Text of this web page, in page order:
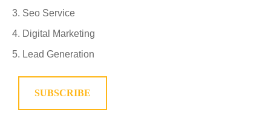
Seo Service
Digital Marketing
Lead Generation
SUBSCRIBE